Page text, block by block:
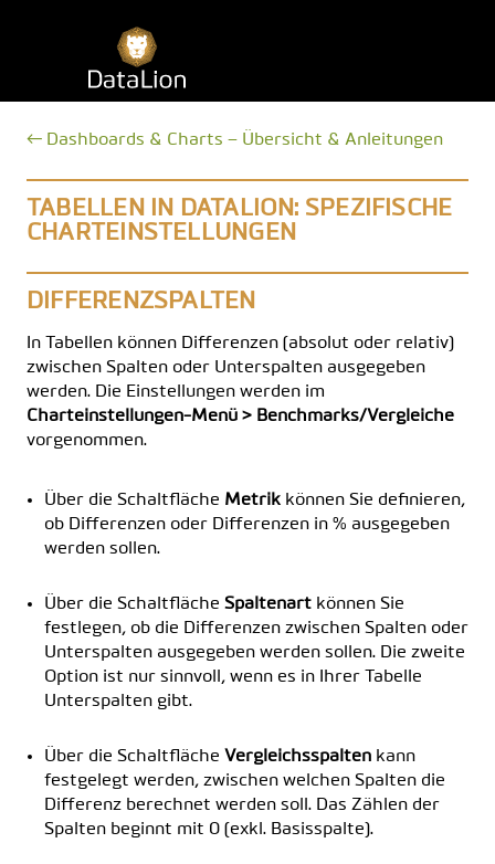
← Dashboards & Charts – Übersicht & Anleitungen
TABELLEN IN DATALION: SPEZIFISCHE
CHARTEINSTELLUNGEN
DIFFERENZSPALTEN
In Tabellen können Differenzen (absolut oder relativ)
zwischen Spalten oder Unterspalten ausgegeben
werden. Die Einstellungen werden im
Charteinstellungen-Menü > Benchmarks/Vergleiche
vorgenommen.
Über die Schaltfläche Metrik können Sie definieren,
ob Differenzen oder Differenzen in % ausgegeben
werden sollen.
Über die Schaltfläche Spaltenart können Sie
festlegen, ob die Differenzen zwischen Spalten oder
Unterspalten ausgegeben werden sollen. Die zweite
Option ist nur sinnvoll, wenn es in Ihrer Tabelle
Unterspalten gibt.
Über die Schaltfläche Vergleichsspalten kann
festgelegt werden, zwischen welchen Spalten die
Differenz berechnet werden soll. Das Zählen der
Spalten beginnt mit 0 (exkl. Basisspalte).